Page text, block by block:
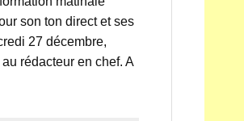
son ton direct et ses
27 décembre,
rédacteur en chef. A